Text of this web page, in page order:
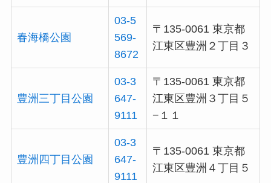
春海橋公園
03-5
569-
8672
〒135-0061 東京都
江東区豊洲２丁目３
豊洲三丁目公園
03-3
647-
9111
〒135-0061 東京都
江東区豊洲３丁目５
−１１
豊洲四丁目公園
03-3
647-
9111
〒135-0061 東京都
江東区豊洲４丁目５